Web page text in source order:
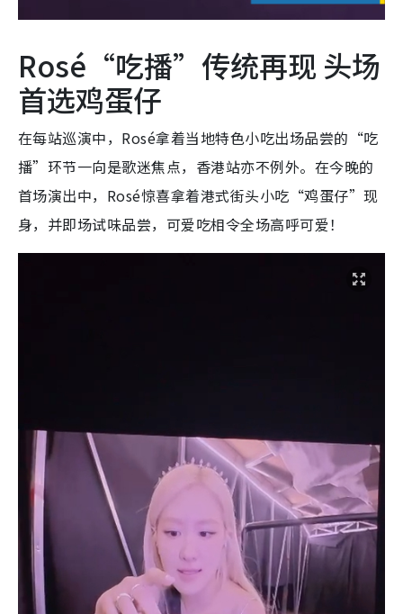
Rosé“吃播”传统再现 头场
首选鸡蛋仔
在每站巡演中，Rosé拿着当地特色小吃出场品尝的“吃
播”环节一向是歌迷焦点，香港站亦不例外。在今晚的
首场演出中，Rosé惊喜拿着港式街头小吃“鸡蛋仔”现
身，并即场试味品尝，可爱吃相令全场高呼可爱！